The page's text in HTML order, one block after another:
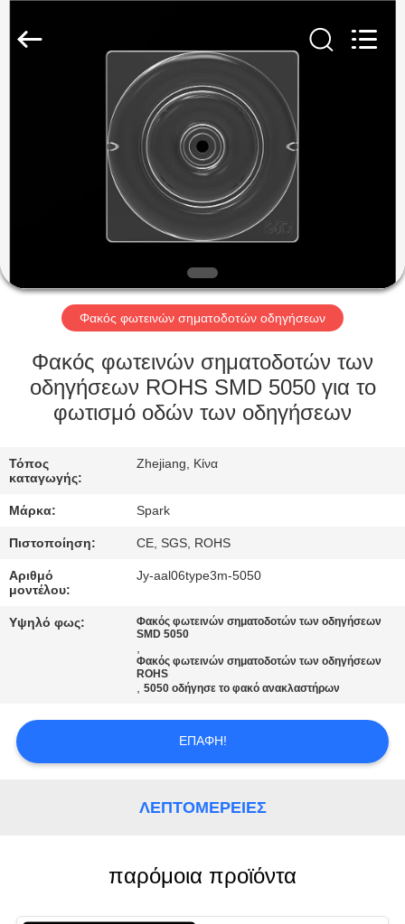
ΠΡΟΪΌΝΤΑ
ΕΜΆΣ
ΕΠΙΣΚΈΨΕΙΣ
ΣΤΟ
ΕΡΓΟΣΤΆΣΙΟ
ΠΟΙΌΤΗΤΑΣ
ΜΑΣ
ΥΠΟΘΈΣΕΙΣ
ΖΗΤΉΣΤΕ
ΠΡΟΣΦΟΡΆ
Co.,
Φακός φωτεινών σηματοδοτών οδηγήσεων
Φακός φωτεινών σηματοδοτών των
οδηγήσεων ROHS SMD 5050 για το
φωτισμό οδών των οδηγήσεων
Τόπος
καταγωγής:
Zhejiang, Κίνα
Μάρκα: Spark
Πιστοποίηση: CE, SGS, ROHS
Αριθμό
μοντέλου:
Jy-aal06type3m-5050
Υψηλό φως:
Φακός φωτεινών σηματοδοτών των οδηγήσεων
SMD 5050
,
Φακός φωτεινών σηματοδοτών των οδηγήσεων
ROHS
,5050 οδήγησε το φακό ανακλαστήρων
ΕΠΑΦΉ!
ΛΕΠΤΟΜΈΡΕΙΕΣ
παρόμοια προϊόντα